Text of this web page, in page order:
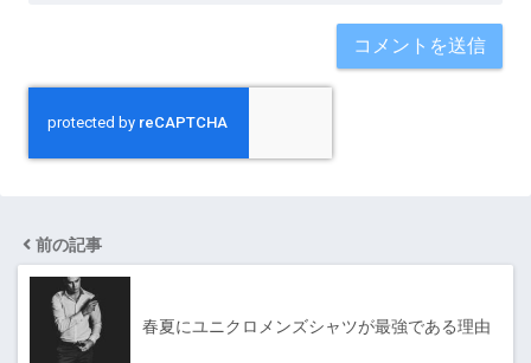
前の記事
春夏にユニクロメンズシャツが最強である理由